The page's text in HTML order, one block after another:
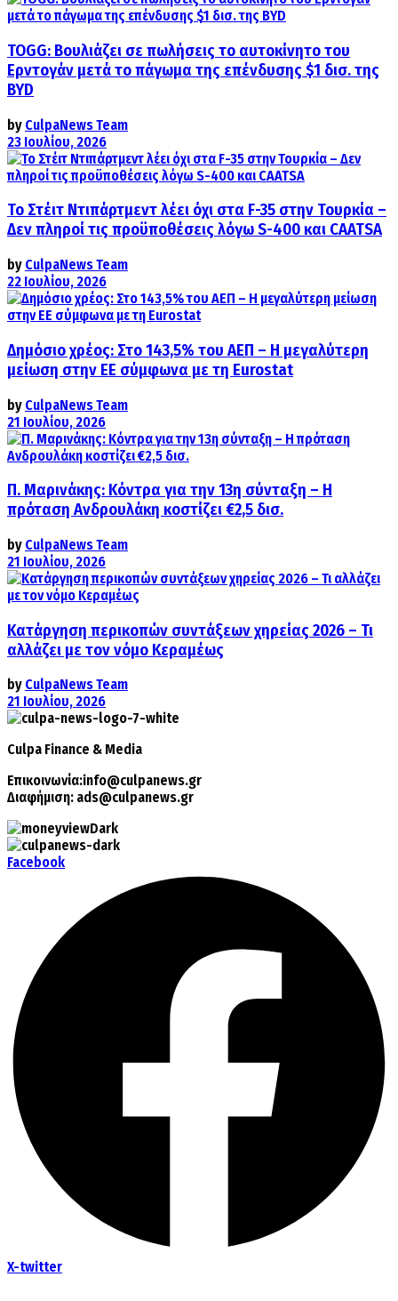
TOGG: Βουλιάζει σε πωλήσεις το αυτοκίνητο του
Ερντογάν μετά το πάγωμα της επένδυσης $1 δισ. της
BYD
by CulpaNews Team
23 Ιουλίου, 2026
Το Στέιτ Ντιπάρτμεντ λέει όχι στα F-35 στην Τουρκία –
Δεν πληροί τις προϋποθέσεις λόγω S-400 και CAATSA
by CulpaNews Team
22 Ιουλίου, 2026
Δημόσιο χρέος: Στο 143,5% του ΑΕΠ – Η μεγαλύτερη
μείωση στην ΕΕ σύμφωνα με τη Eurostat
by CulpaNews Team
21 Ιουλίου, 2026
Π. Μαρινάκης: Κόντρα για την 13η σύνταξη – Η
πρόταση Ανδρουλάκη κοστίζει €2,5 δισ.
by CulpaNews Team
21 Ιουλίου, 2026
Κατάργηση περικοπών συντάξεων χηρείας 2026 – Τι
αλλάζει με τον νόμο Κεραμέως
by CulpaNews Team
21 Ιουλίου, 2026
Culpa Finance & Media
Επικοινωνία:info@culpanews.gr
Διαφήμιση: ads@culpanews.gr
Facebook
X-twitter